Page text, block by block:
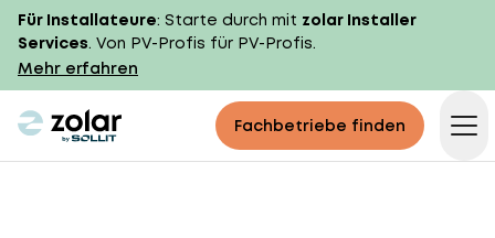
Für Installateure: Starte durch mit zolar Installer
Services. Von PV-Profis für PV-Profis.
Mehr erfahren
zolar logo Fachbetriebe finden